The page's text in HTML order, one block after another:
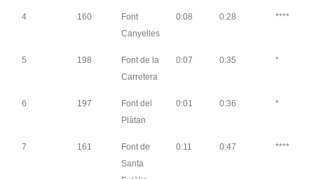
4 160
Font
Canyelles
0:08 0:28 ****
5 198
Font de la
Carretera
0:07 0:35 *
6 197
Font del
Plàtan
0:01 0:36 *
7 161
Font de
Santa
0:11 0:47 ****